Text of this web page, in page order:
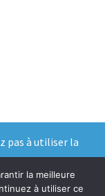
pas à utiliser la
la meilleure
à utiliser ce